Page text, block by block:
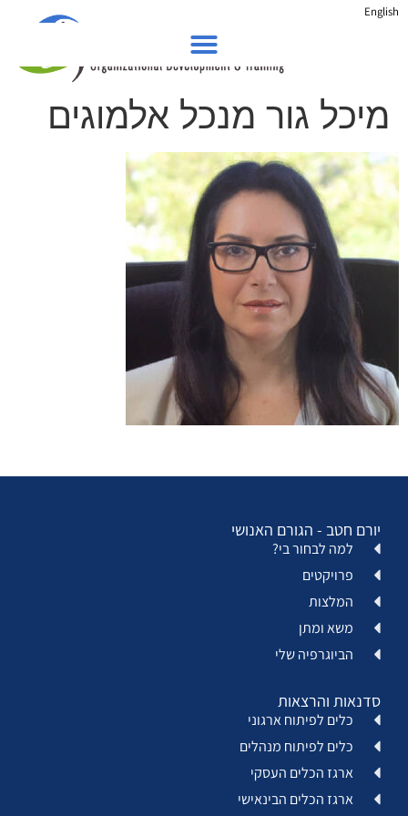
English
מיכל גור מנכל אלמוגים
יורם חטב - הגורם האנושי
למה לבחור בי?
פרויקטים
המלצות
משא ומתן
הביוגרפיה שלי
סדנאות והרצאות
כלים לפיתוח ארגוני
כלים לפיתוח מנהלים
ארגז הכלים העסקי
ארגז הכלים הבינאישי